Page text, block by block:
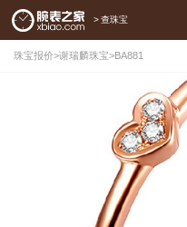
> 查珠宝
珠宝报价>谢瑞麟珠宝>BA881